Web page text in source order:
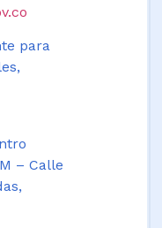
para
– Calle